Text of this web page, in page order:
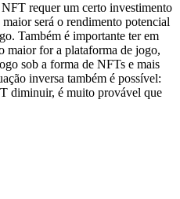
requer um certo investimento
será o rendimento potencial
Também é importante ter em
maior for a plataforma de jogo,
sob a forma de NFTs e mais
inversa também é possível:
diminuir, é muito provável que